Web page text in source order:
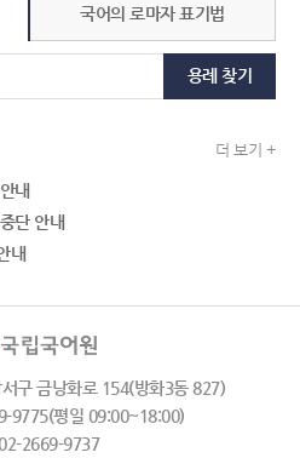
국어의 로마자 표기법
용례 찾기
더 보기 +
내
단 안내
내
구 금낭화로 154(방화3동 827)
9775(평일 09:00~18:00)
2669-9737